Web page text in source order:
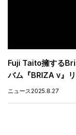
Fuji Taito擁する
バム『BRIZA ⅴ』
ニュース2025.8.27